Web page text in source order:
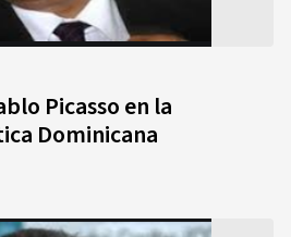
Picasso en la
Dominicana